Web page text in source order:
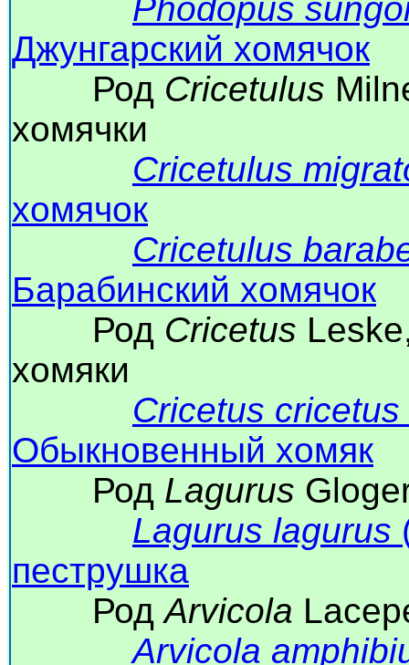
Phodopus
Джунгарский хомячок
Род Cricetulus
хомячки
Cricetulus
хомячок
Cricetulus
Барабинский хомячок
Род Cricetus
хомяки
Cricetus cricetus
Обыкновенный хомяк
Род Lagurus
Lagurus lagurus
пеструшка
РодArvicola
Arvicola